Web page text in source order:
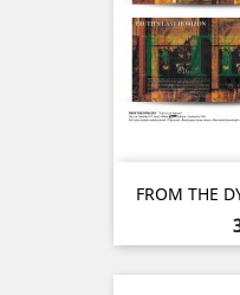
FROM THE